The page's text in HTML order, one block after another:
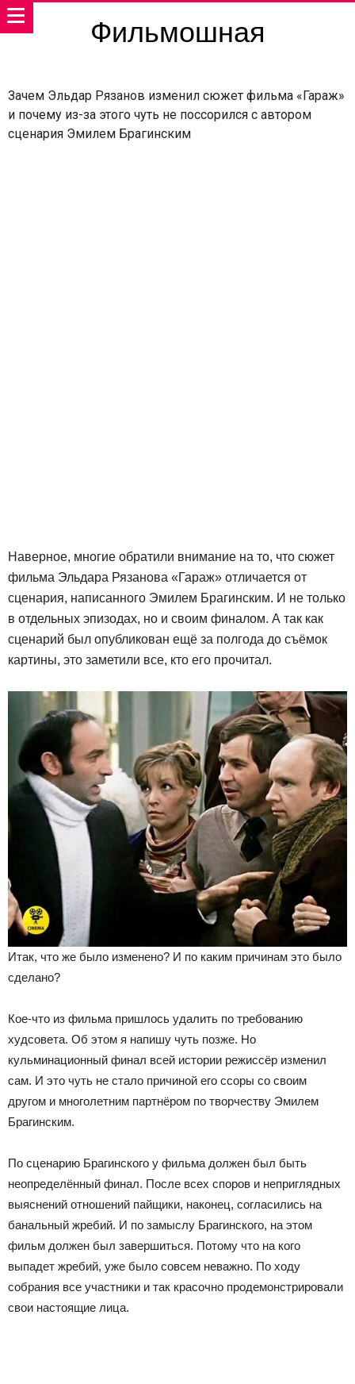
Фильмошная
Зачем Эльдар Рязанов изменил сюжет фильма «Гараж»
и почему из-за этого чуть не поссорился с автором
сценария Эмилем Брагинским
Наверное, многие обратили внимание на то, что сюжет
фильма Эльдара Рязанова «Гараж» отличается от
сценария, написанного Эмилем Брагинским. И не только
в отдельных эпизодах, но и своим финалом. А так как
сценарий был опубликован ещё за полгода до съёмок
картины, это заметили все, кто его прочитал.
Итак, что же было изменено? И по каким причинам это было
сделано?
Кое-что из фильма пришлось удалить по требованию
худсовета. Об этом я напишу чуть позже. Но
кульминационный финал всей истории режиссёр изменил
сам. И это чуть не стало причиной его ссоры со своим
другом и многолетним партнёром по творчеству Эмилем
Брагинским.
По сценарию Брагинского у фильма должен был быть
неопределённый финал. После всех споров и неприглядных
выяснений отношений пайщики, наконец, согласились на
банальный жребий. И по замыслу Брагинского, на этом
фильм должен был завершиться. Потому что на кого
выпадет жребий, уже было совсем неважно. По ходу
собрания все участники и так красочно продемонстрировали
свои настоящие лица.